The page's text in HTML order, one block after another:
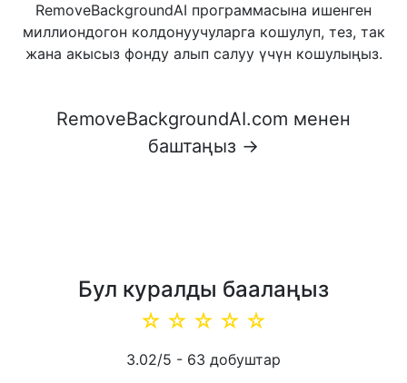
RemoveBackgroundAI программасына ишенген
миллиондогон колдонуучуларга кошулуп, тез, так
жана акысыз фонду алып салуу үчүн кошулыңыз.
RemoveBackgroundAI.com менен
баштаңыз →
Бул куралды баалаңыз
☆
☆
☆
☆
☆
3.02/5 - 63 добуштар